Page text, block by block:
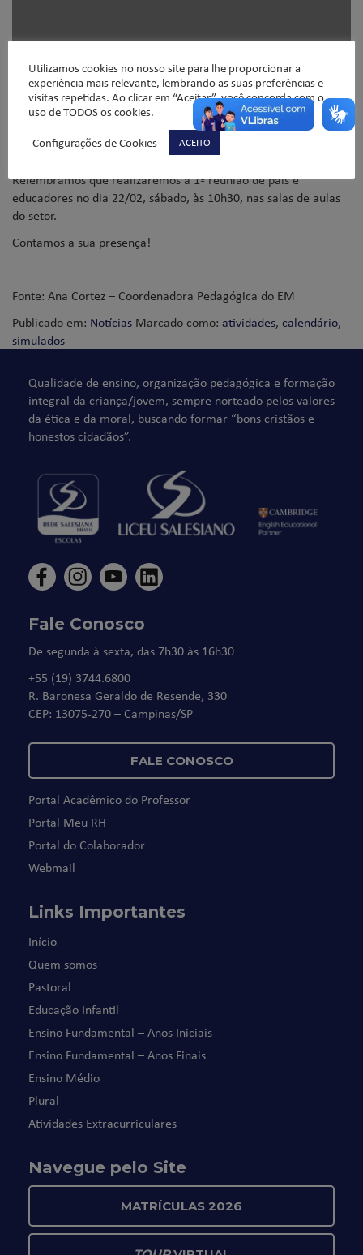
Confira o calendário das atividades previstas para o 1º
trimestre, bem como o calendário anual de simulados, do
Ensino Médio (Comunicado 10/2014– entregue hoje aos
Calendário de atividades e simulados
Relembramos que realizaremos a 1ª reunião de pais e
educadores no dia 22/02, sábado, às 10h30, nas salas de aulas
do setor.
Contamos a sua presença!
Fonte: Ana Cortez – Coordenadora Pedagógica do EM
Publicado em: Notícias Marcado como: atividades, calendário,
simulados
Qualidade de ensino, organização pedagógica e formação
integral da criança/jovem, sempre norteado pelos valores
da ética e da moral, buscando formar “bons cristãos e
honestos cidadãos”.
Fale Conosco
De segunda à sexta, das 7h30 às 16h30
+55 (19) 3744.6800
R. Baronesa Geraldo de Resende, 330
CEP: 13075-270 – Campinas/SP
FALE CONOSCO
Portal Acadêmico do Professor
Portal Meu RH
Portal do Colaborador
Webmail
Links Importantes
Início
Quem somos
Pastoral
Educação Infantil
Ensino Fundamental – Anos Iniciais
Ensino Fundamental – Anos Finais
Ensino Médio
Plural
Atividades Extracurriculares
Navegue pelo Site
MATRÍCULAS 2026
Utilizamos cookies no nosso site para lhe proporcionar a
experiência mais relevante, lembrando as suas preferências e
visitas repetidas. Ao clicar em “Aceitar”, você concorda com o
uso de TODOS os cookies.
Configurações de Cookies
ACEITO